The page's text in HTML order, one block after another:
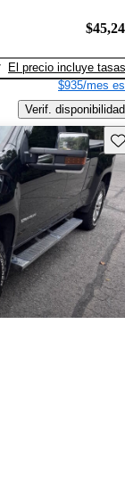
El precio incluye tasas
$935/mes
Verif. disponibilidad